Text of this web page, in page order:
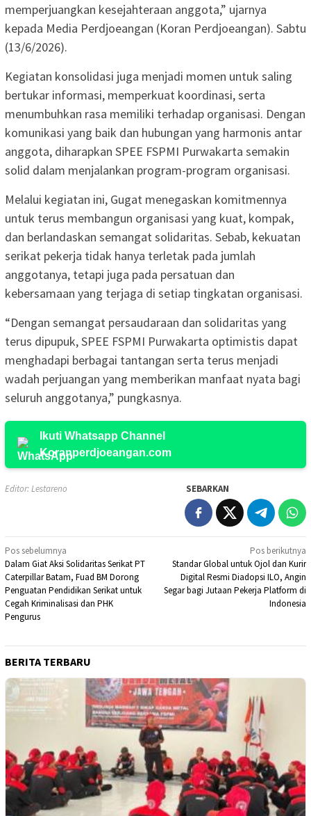
memperjuangkan kesejahteraan anggota,” ujarnya
kepada Media Perdjoeangan (Koran Perdjoeangan). Sabtu
(13/6/2026).
Kegiatan konsolidasi juga menjadi momen untuk saling
bertukar informasi, memperkuat koordinasi, serta
menumbuhkan rasa memiliki terhadap organisasi. Dengan
komunikasi yang baik dan hubungan yang harmonis antar
anggota, diharapkan SPEE FSPMI Purwakarta semakin
solid dalam menjalankan program-program organisasi.
Melalui kegiatan ini, Gugat menegaskan komitmennya
untuk terus membangun organisasi yang kuat, kompak,
dan berlandaskan semangat solidaritas. Sebab, kekuatan
serikat pekerja tidak hanya terletak pada jumlah
anggotanya, tetapi juga pada persatuan dan
kebersamaan yang terjaga di setiap tingkatan organisasi.
“Dengan semangat persaudaraan dan solidaritas yang
terus dipupuk, SPEE FSPMI Purwakarta optimistis dapat
menghadapi berbagai tantangan serta terus menjadi
wadah perjuangan yang memberikan manfaat nyata bagi
seluruh anggotanya,” pungkasnya.
Ikuti Whatsapp Channel
Koranperdjoeangan.com
Editor: Lestareno SEBARKAN
Navigasi
pos
Pos sebelumnya
Dalam Giat Aksi Solidaritas Serikat PT
Caterpillar Batam, Fuad BM Dorong
Penguatan Pendidikan Serikat untuk
Cegah Kriminalisasi dan PHK
Pengurus
Pos berikutnya
Standar Global untuk Ojol dan Kurir
Digital Resmi Diadopsi ILO, Angin
Segar bagi Jutaan Pekerja Platform di
Indonesia
BERITA TERBARU